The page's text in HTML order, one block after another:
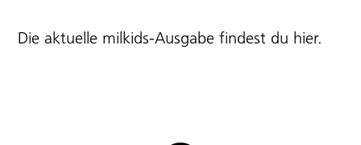
Die aktuelle milkids-Ausgabe findest du hier.